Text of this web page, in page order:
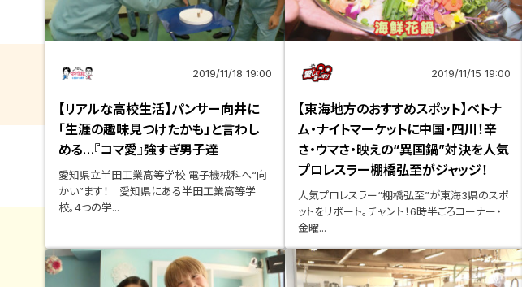
2019/11/18 19:00
【リアルな高校生活】パンサー向井に
「生涯の趣味見つけたかも」と言わし
める…『コマ愛』強すぎ男子達
愛知県立半田工業高等学校 電子機械科へ“向
かい”ます！ 愛知県にある半田工業高等学
校。4つの学...
2019/11/15 19:00
【東海地方のおすすめスポット】ベトナ
ム・ナイトマーケットに中国・四川！辛
さ・ウマさ・映えの“異国鍋”対決を人気
プロレスラー棚橋弘至がジャッジ！
人気プロレスラー“棚橋弘至”が東海3県のスポ
ットをリポート。チャント！6時半ごろコーナー・
金曜...